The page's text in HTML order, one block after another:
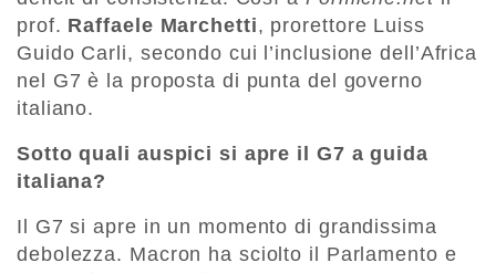
prof. Raffaele Marchetti, prorettore Luiss
Guido Carli, secondo cui l’inclusione dell’Africa
nel G7 è la proposta di punta del governo
italiano.
Sotto quali auspici si apre il G7 a guida
italiana?
Il G7 si apre in un momento di grandissima
debolezza. Macron ha sciolto il Parlamento e